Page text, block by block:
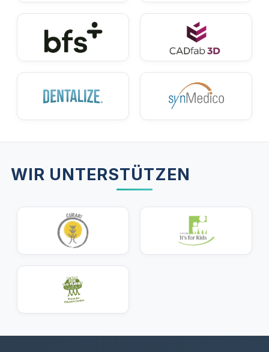
WIR UNTERSTÜTZEN